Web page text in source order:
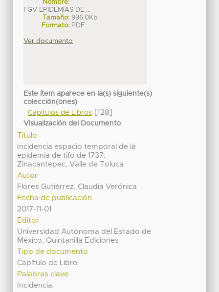
Nombre:
FGV EPIDEMIAS DE ...
Tamaño: 996.0Kb
Formato: PDF
Ver documento
Este ítem aparece en la(s) siguiente(s)
colección(ones)
Capítulos de Libros[128]
Visualización del Documento
Título
Incidencia espacio temporal de la
epidemia de tifo de 1737.
Zinacantepec, Valle de Toluca
Autor
Flores Gutiérrez, Claudia Verónica
Fecha de publicación
2017-11-01
Editor
Universidad Autónoma del Estado de
México, Quintanilla Ediciones
Tipo de documento
Capítulo de Libro
Palabras clave
Incidencia